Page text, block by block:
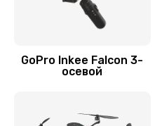
GoPro Inkee Falcon 3-
осевой